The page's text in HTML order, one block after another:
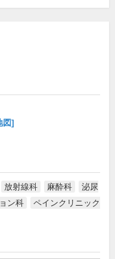
図]
放射線科 麻酔科
泌尿
ン科
ペインクリニック